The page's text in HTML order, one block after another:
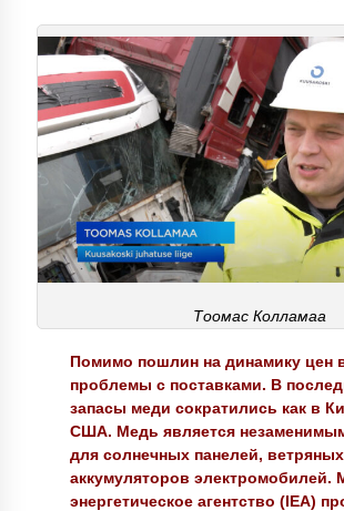
Тоомас Колламаа
Помимо пошлин на динамику цен
проблемы с поставками. В
запасы меди сократились как в
США. Медь является
для солнечных панелей,
аккумуляторов электромобилей.
энергетическое агентство (IEA)